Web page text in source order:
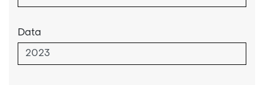
Data